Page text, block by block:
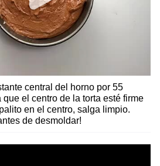
central del horno por 55
que el centro de la torta esté firme
en el centro, salga limpio.
de desmoldar!